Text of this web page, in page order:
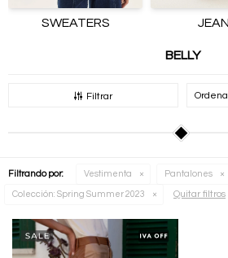
SWEATERS
BELLY
Filtrar
Filtrando por: Vestimenta Pantalones
Colección: Spring Summer 2023 Quitar filtros